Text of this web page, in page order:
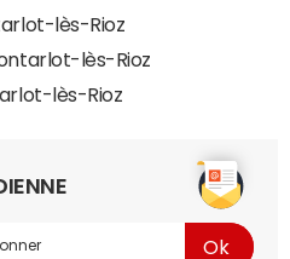
lès-Rioz
lès-Rioz
lès-Rioz